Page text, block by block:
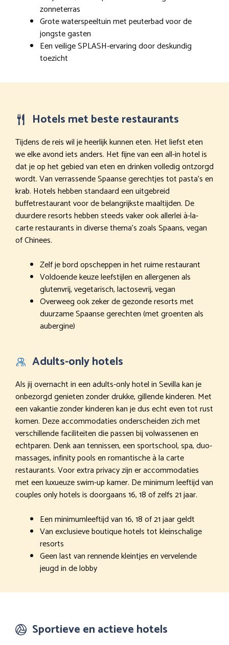
zonneterras
Grote waterspeeltuin met peuterbad voor de
jongste gasten
Een veilige SPLASH-ervaring door deskundig
toezicht
Hotels met beste restaurants
Tijdens de reis wil je heerlijk kunnen eten. Het liefst eten
we elke avond iets anders. Het fijne van een all-in hotel is
dat je op het gebied van eten en drinken volledig ontzorgd
wordt. Van verrassende Spaanse gerechtjes tot pasta’s en
krab. Hotels hebben standaard een uitgebreid
buffetrestaurant voor de belangrijkste maaltijden. De
duurdere resorts hebben steeds vaker ook allerlei à-la-
carte restaurants in diverse thema’s zoals Spaans, vegan
of Chinees.
Zelf je bord opscheppen in het ruime restaurant
Voldoende keuze leefstijlen en allergenen als
glutenvrij, vegetarisch, lactosevrij, vegan
Overweeg ook zeker de gezonde resorts met
duurzame Spaanse gerechten (met groenten als
aubergine)
Adults-only hotels
Als jij overnacht in een adults-only hotel in Sevilla kan je
onbezorgd genieten zonder drukke, gillende kinderen. Met
een vakantie zonder kinderen kan je dus echt even tot rust
komen. Deze accommodaties onderscheiden zich met
verschillende faciliteiten die passen bij volwassenen en
echtparen. Denk aan tennissen, een sportschool, spa, duo-
massages, infinity pools en romantische à la carte
restaurants. Voor extra privacy zijn er accommodaties
met een luxueuze swim-up kamer. De minimum leeftijd van
couples only hotels is doorgaans 16, 18 of zelfs 21 jaar.
Een minimumleeftijd van 16, 18 of 21 jaar geldt
Van exclusieve boutique hotels tot kleinschalige
resorts
Geen last van rennende kleintjes en vervelende
jeugd in de lobby
Sportieve en actieve hotels